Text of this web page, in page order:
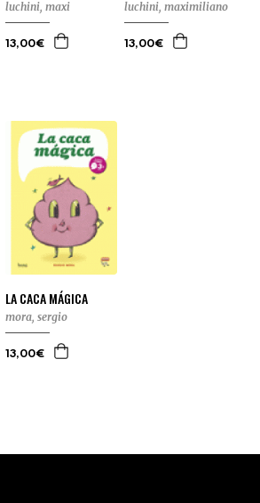
luchini, maxi
13,00€
luchini, maximiliano
13,00€
LA CACA MÁGICA
mora, sergio
13,00€